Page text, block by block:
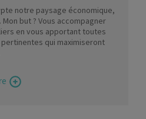
notre paysage économique,
but ? Vous accompagner
en vous apportant toutes
qui maximiseront